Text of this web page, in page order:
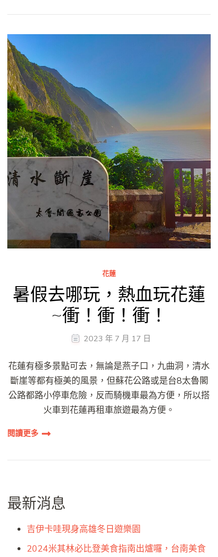
花蓮
暑假去哪玩，熱血玩花蓮
~衝！衝！衝！
2023 年 7 月 17 日
花蓮有極多景點可去，無論是燕子口，九曲洞，清水
斷崖等都有極美的風景，但蘇花公路或是台8太魯閣
公路都路小停車危險，反而騎機車最為方便，所以搭
火車到花蓮再租車旅遊最為方便。
閱讀更多
最新消息
吉伊卡哇現身高雄冬日遊樂園
2024米其林必比登美食指南出爐囉，台南美食